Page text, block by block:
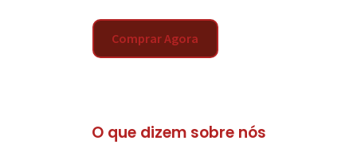
Comprar Agora
O que dizem sobre nós